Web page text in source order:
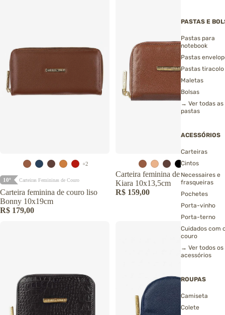
PASTAS E
Pastas para
notebook
Pastas
Pastas tiracolo
Maletas
Bolsas
→ Ver todas as
pastas
ACESSÓRIOS
Carteiras
Cintos
Necessaires e
frasqueiras
Pochetes
Porta-vinho
Porta-terno
Cuidados com
couro
→ Ver todos os
acessórios
ROUPAS
Camiseta
Colete
+2
10º Carteiras Femininas de Couro
Carteira feminina de couro liso
Bonny 10x19cm
R$ 179,00
+1
Carteira feminina de couro liso
Kiara 10x13,5cm
R$ 159,00